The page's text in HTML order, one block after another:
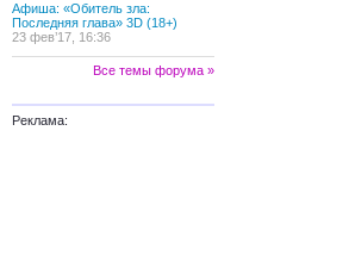
Афиша: «Обитель зла:
Последняя глава» 3D (18+)
23 фев’17, 16:36
Все темы форума »
Реклама: